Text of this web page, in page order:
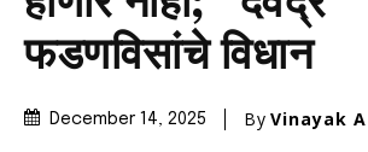
फडणविसांचे विधान
December 14, 2025 By Vinayak A